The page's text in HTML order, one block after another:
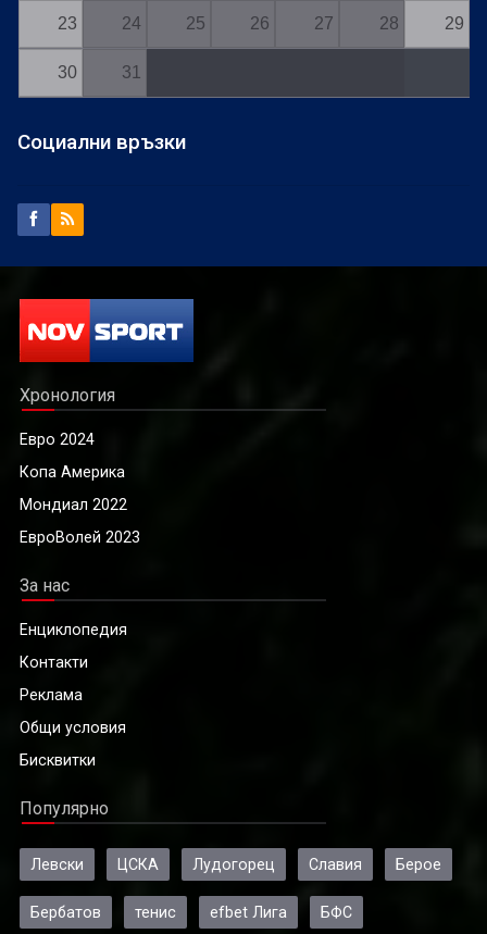
23 24 25 26 27 28 29
30 31
Социални връзки
Хронология
Евро 2024
Копа Америка
Мондиал 2022
ЕвроВолей 2023
За нас
Енциклопедия
Контакти
Реклама
Общи условия
Бисквитки
Популярно
Левски ЦСКА Лудогорец Славия Берое
Бербатов тенис efbet Лига БФС